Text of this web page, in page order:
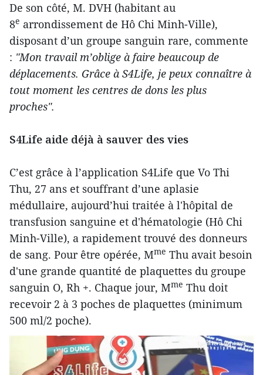
De son côté, M. DVH (habitant au
8e arrondissement de Hô Chi Minh-Ville),
disposant d’un groupe sanguin rare, commente
: "Mon travail m’oblige à faire beaucoup de
déplacements. Grâce à S4Life, je peux connaître à
tout moment les centres de dons les plus
proches".
S4Life aide déjà à sauver des vies
C’est grâce à l’application S4Life que Vo Thi
Thu, 27 ans et souffrant d’une aplasie
médullaire, aujourd’hui traitée à l'hôpital de
transfusion sanguine et d'hématologie (Hô Chi
Minh-Ville), a rapidement trouvé des donneurs
de sang. Pour être opérée, Mme Thu avait besoin
d'une grande quantité de plaquettes du groupe
sanguin O, Rh +. Chaque jour, Mme Thu doit
recevoir 2 à 3 poches de plaquettes (minimum
500 ml/2 poche).